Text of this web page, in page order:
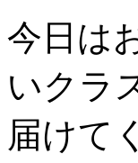
今日は
いクラ
届けて